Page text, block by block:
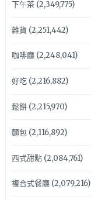
下午茶(2,349,775)
雜貨 (2,251,442)
咖啡廳(2,248,041)
好吃(2,216,882)
鬆餅(2,215,970)
麵包(2,116,892)
西式甜點(2,084,761)
複合式餐廳(2,079,216)